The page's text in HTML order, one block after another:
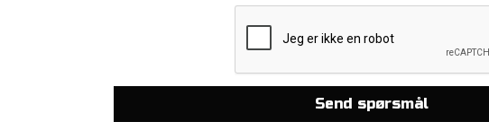
Send spørsmål